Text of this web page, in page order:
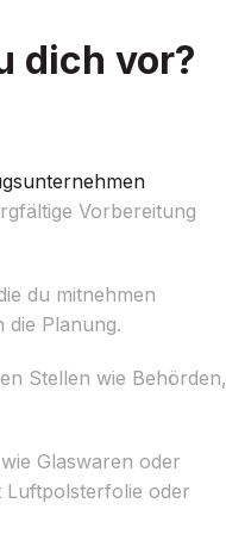
dich vor?
Vorbereitung
du mitnehmen
Planung.
Stellen wie Behörden,
Glaswaren oder
Luftpolsterfolie oder